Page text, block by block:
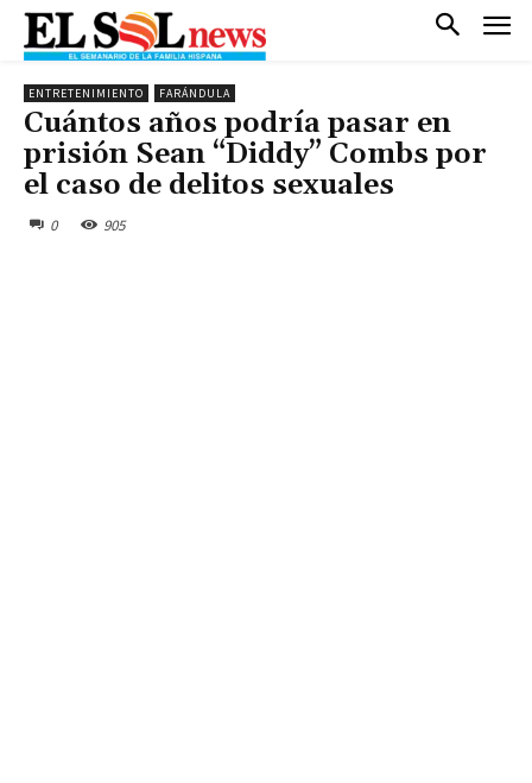
ENTRETENIMIENTO FARÁNDULA
Cuántos años podría pasar en
prisión Sean “Diddy” Combs por
el caso de delitos sexuales
0 905